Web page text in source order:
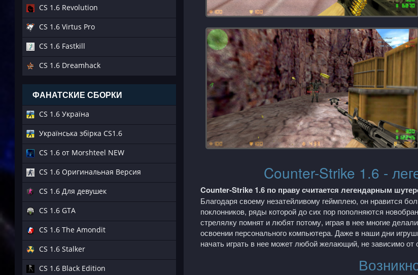
CS 1.6 Revolution
CS 1.6 Virtus Pro
CS 1.6 Fastkill
CS 1.6 Dreamhack
ФАНАТСКИЕ СБОРКИ
CS 1.6 Україна
Українська збірка CS1.6
CS 1.6 от Morshteel NEW
CS 1.6 Оригинальная Версия
CS 1.6 Для девушек
CS 1.6 GTA
CS 1.6 The Amondit
CS 1.6 Stalker
CS 1.6 Black Edition
Counter-Strike 1.6 -
Counter-Strike1.6 по праву считается легендарным
Благодаря своему незатейливому геймплею, он нравится
поклонников, ряды которой до сих пор пополняются
стрелялку помнят и любят потому, играя в нее многие
освоении персонального компьютера. Даже в наши дни
начать играть в нее может любой желающий, не зависимо от